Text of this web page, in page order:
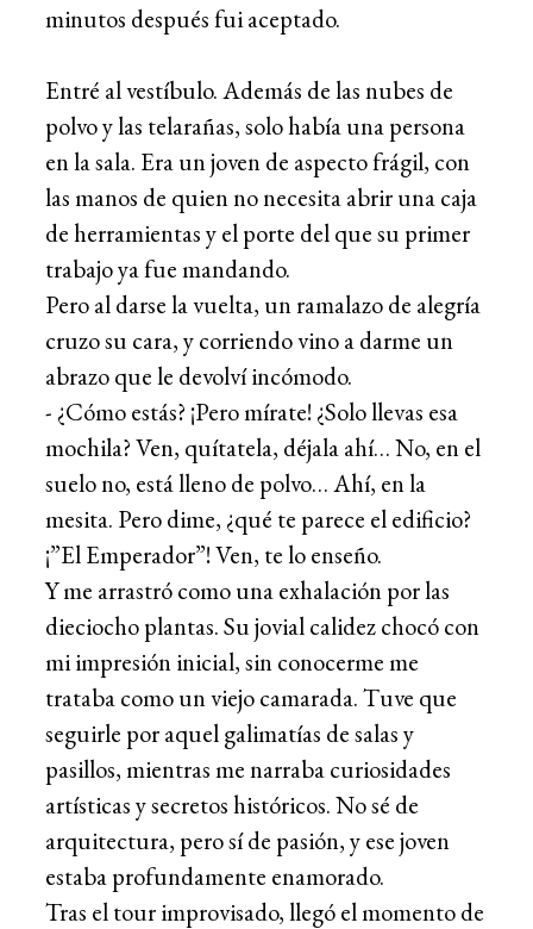
minutos después fui aceptado.
Entré al vestíbulo. Además de las nubes de
polvo y las telarañas, solo había una persona
en la sala. Era un joven de aspecto frágil, con
las manos de quien no necesita abrir una caja
de herramientas y el porte del que su primer
trabajo ya fue mandando.
Pero al darse la vuelta, un ramalazo de alegría
cruzo su cara, y corriendo vino a darme un
abrazo que le devolví incómodo.
- ¿Cómo estás? ¡Pero mírate! ¿Solo llevas esa
mochila? Ven, quítatela, déjala ahí… No, en el
suelo no, está lleno de polvo… Ahí, en la
mesita. Pero dime, ¿qué te parece el edificio?
¡”El Emperador”! Ven, te lo enseño.
Y me arrastró como una exhalación por las
dieciocho plantas. Su jovial calidez chocó con
mi impresión inicial, sin conocerme me
trataba como un viejo camarada. Tuve que
seguirle por aquel galimatías de salas y
pasillos, mientras me narraba curiosidades
artísticas y secretos históricos. No sé de
arquitectura, pero sí de pasión, y ese joven
estaba profundamente enamorado.
Tras el tour improvisado, llegó el momento de